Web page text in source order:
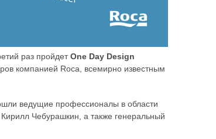
раз пройдетOne Day Design
компанией Roca, всемирно известным
ведущие профессионалы в области
Чебурашкин, а также генеральный